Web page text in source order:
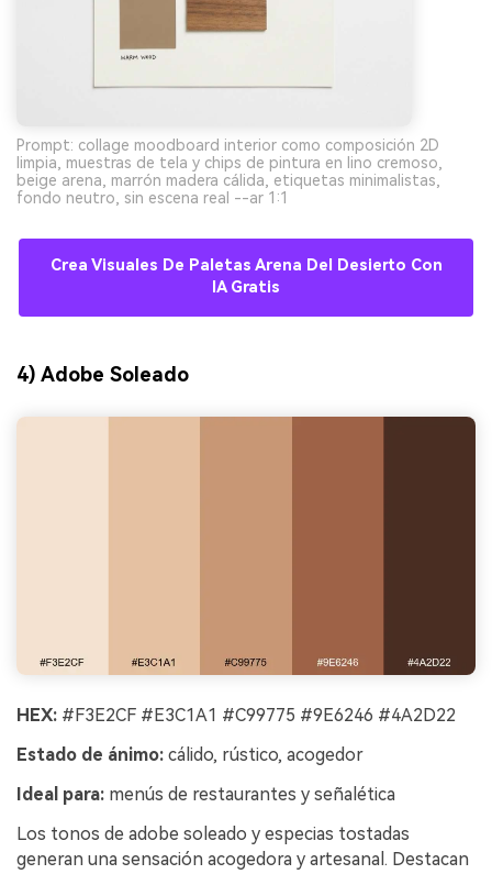
Prompt: collage moodboard interior como composición 2D
limpia, muestras de tela y chips de pintura en lino cremoso,
beige arena, marrón madera cálida, etiquetas minimalistas,
fondo neutro, sin escena real --ar 1:1
Crea Visuales De Paletas Arena Del Desierto Con
IA Gratis
4) Adobe Soleado
HEX: #F3E2CF #E3C1A1 #C99775 #9E6246 #4A2D22
Estado de ánimo: cálido, rústico, acogedor
Ideal para: menús de restaurantes y señalética
Los tonos de adobe soleado y especias tostadas
generan una sensación acogedora y artesanal. Destacan